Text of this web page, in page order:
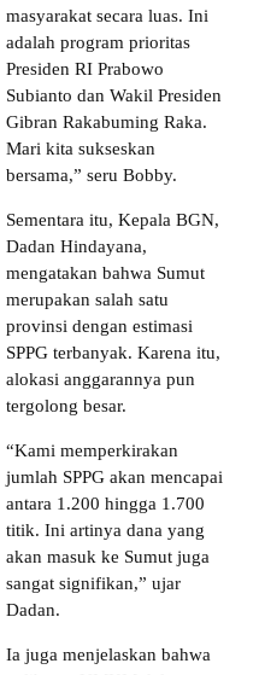
masyarakat secara luas. Ini
adalah program prioritas
Presiden RI Prabowo
Subianto dan Wakil Presiden
Gibran Rakabuming Raka.
Mari kita sukseskan
bersama,” seru Bobby.
Sementara itu, Kepala BGN,
Dadan Hindayana,
mengatakan bahwa Sumut
merupakan salah satu
provinsi dengan estimasi
SPPG terbanyak. Karena itu,
alokasi anggarannya pun
tergolong besar.
“Kami memperkirakan
jumlah SPPG akan mencapai
antara 1.200 hingga 1.700
titik. Ini artinya dana yang
akan masuk ke Sumut juga
sangat signifikan,” ujar
Dadan.
Ia juga menjelaskan bahwa